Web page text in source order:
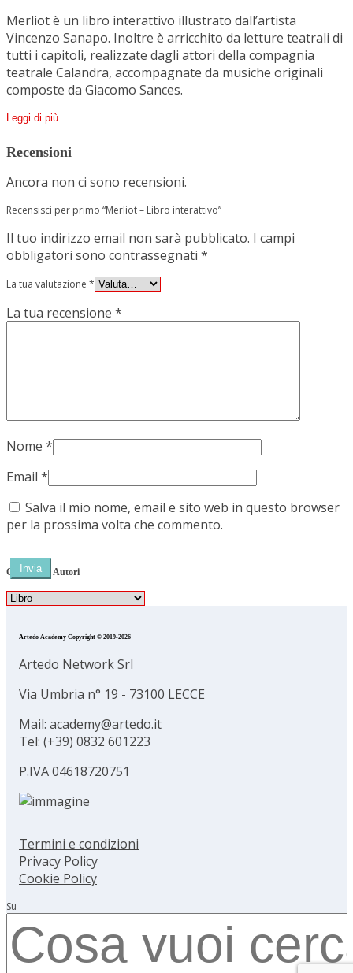
Merliot è un libro interattivo illustrato dall’artista
Vincenzo Sanapo. Inoltre è arricchito da letture teatrali di
tutti i capitoli, realizzate dagli attori della compagnia
teatrale Calandra, accompagnate da musiche originali
composte da Giacomo Sances.
Leggi di più
Recensioni
Ancora non ci sono recensioni.
Recensisci per primo “Merliot – Libro interattivo”
Il tuo indirizzo email non sarà pubblicato. I campi
obbligatori sono contrassegnati *
La tua valutazione *
La tua recensione *
Nome *
Email *
Salva il mio nome, email e sito web in questo browser
per la prossima volta che commento.
Categorie e Autori
Artedo Academy Copyright © 2019-2026
Artedo Network Srl
Via Umbria n° 19 - 73100 LECCE
Mail: academy@artedo.it
Tel: (+39) 0832 601223
P.IVA 04618720751
Termini e condizioni
Privacy Policy
Cookie Policy
Su